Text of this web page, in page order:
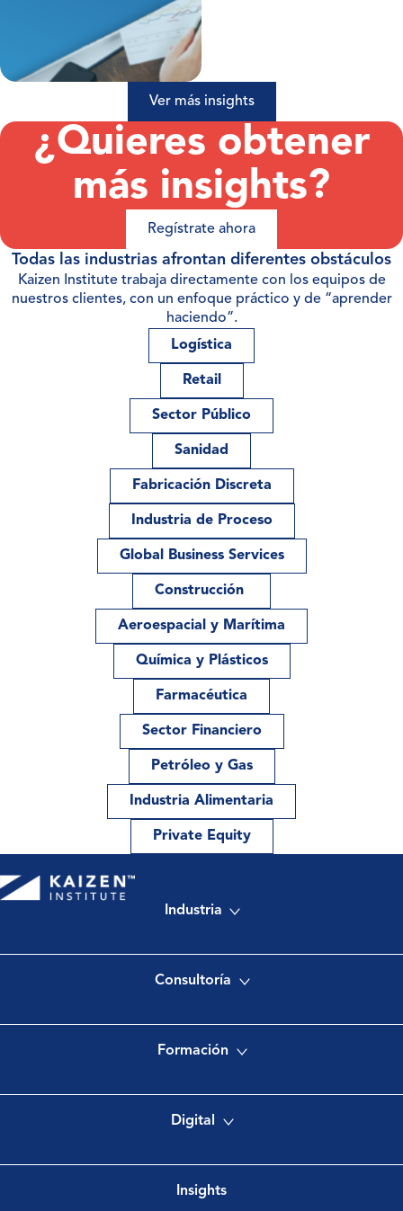
Ver más insights
¿Quieres obtener
más insights?
Regístrate ahora
Todas las industrias afrontan diferentes obstáculos
Kaizen Institute trabaja directamente con los equipos de
nuestros clientes, con un enfoque práctico y de “aprender
haciendo”.
Logística
Retail
Sector Público
Sanidad
Fabricación Discreta
Industria de Proceso
Global Business Services
Construcción
Aeroespacial y Marítima
Química y Plásticos
Farmacéutica
Sector Financiero
Petróleo y Gas
Industria Alimentaria
Private Equity
Industria
Consultoría
Formación
Digital
Insights